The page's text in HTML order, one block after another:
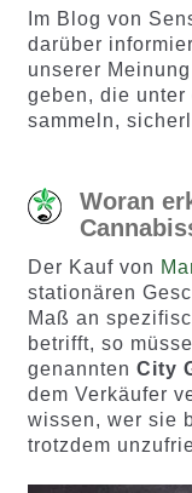
Im Blog von
darüber
unserer
geben, die
sammeln,
Woran
Der Kauf von
stationären
Maß an
betrifft, so
genannten City
dem Verkäufer
wissen, wer sie
trotzdem